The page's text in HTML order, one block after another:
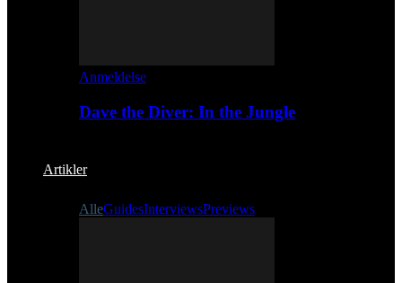
Anmeldelse
Dave the Diver: In the Jungle
Artikler
AlleGuidesInterviewsPreviews